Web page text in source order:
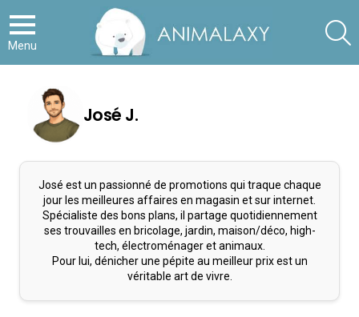
Menu
José J.
José est un passionné de promotions qui traque chaque
jour les meilleures affaires en magasin et sur internet.
Spécialiste des bons plans, il partage quotidiennement
ses trouvailles en bricolage, jardin, maison/déco, high-
tech, électroménager et animaux.
Pour lui, dénicher une pépite au meilleur prix est un
véritable art de vivre.